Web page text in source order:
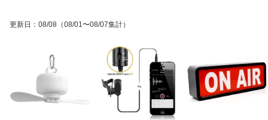
更新日 ： 08/08 （08/01〜08/07集計）